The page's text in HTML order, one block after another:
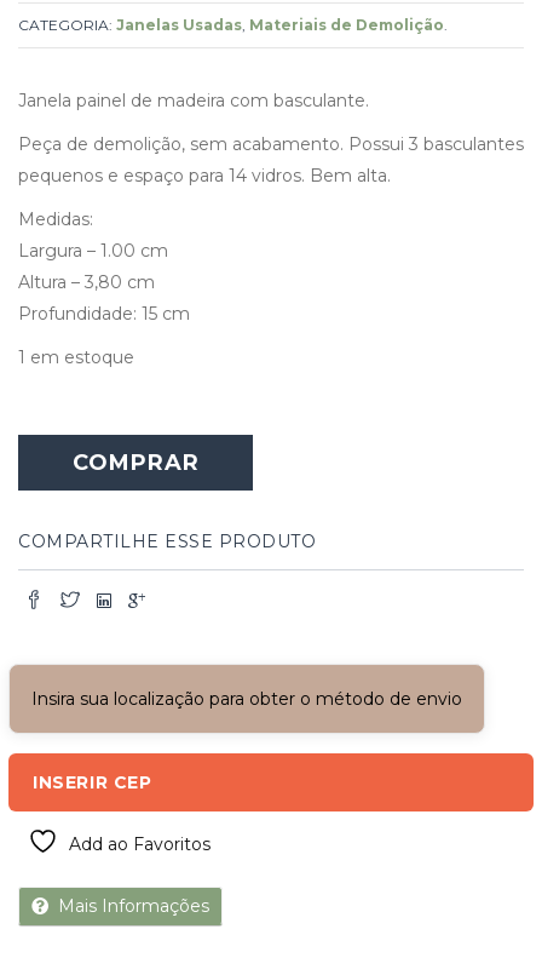
CATEGORIA: Janelas Usadas Materiais de Demolição
Janela painel de madeira com basculante.
Peça de demolição, sem acabamento. Possui 3 basculantes
pequenos e espaço para 14 vidros. Bem alta.
Medidas:
Largura – 1.00 cm
Altura – 3,80 cm
Profundidade: 15 cm
1 em estoque
COMPRAR
COMPARTILHE ESSE PRODUTO
Insira sua localização para obter o método de envio
INSERIR CEP
Add ao Favoritos
Mais Informações